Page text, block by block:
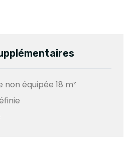
non équipée 18 m²